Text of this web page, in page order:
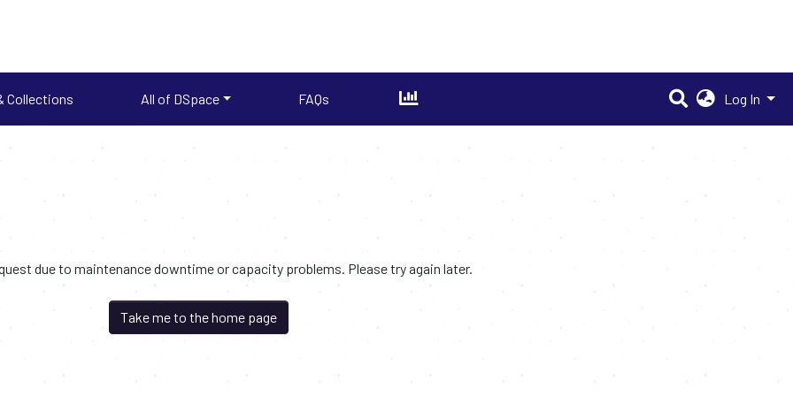
Collections All of DSpace FAQs Log In
due to maintenance downtime or capacity problems. Please try again later.
Take me to the home page